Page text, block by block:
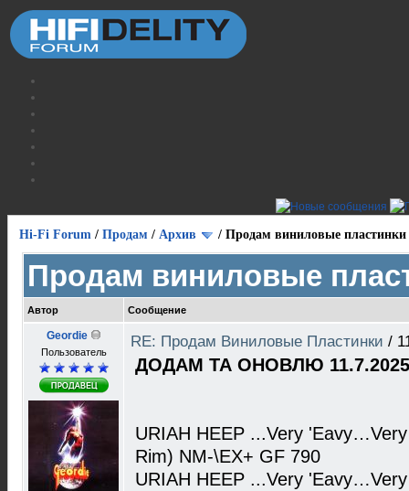
Hi-Fi Forum / Продам / Архив / Продам виниловые пластинки
Продам виниловые
Автор Сообщение
Geordie
Пользователь
RE: Продам Виниловые Пластинки /
ДОДАМ ТА ОНОВЛЮ
URIAH HEEP ...Very
Rim) NM-\EX+ GF 790
URIAH HEEP ...Very